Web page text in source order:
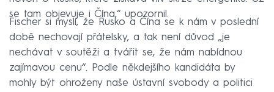
se tam objevuje i Čína,“ upozornil.
Fischer si myslí, že Rusko a Čína se k nám v poslední
době nechovají přátelsky, a tak není důvod „je
nechávat v soutěži a tvářit se, že nám nabídnou
zajímavou cenu“. Podle někdejšího kandidáta by
mohly být ohroženy naše ústavní svobody a politici